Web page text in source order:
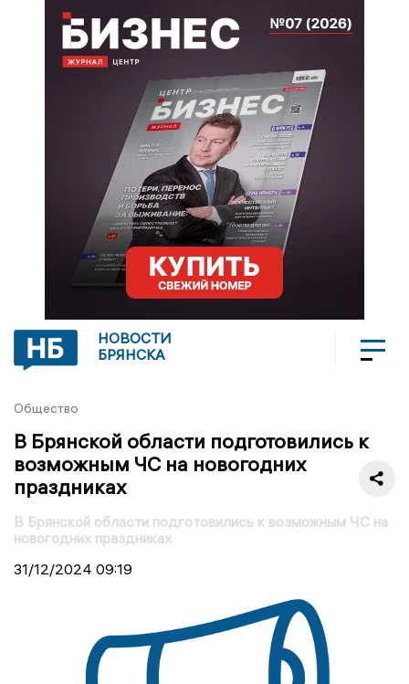
НОВОСТИ
БРЯНСКА
Общество
В Брянской области подготовились к
возможным ЧС на новогодних
праздниках
В Брянской области подготовились к возможным ЧС на
новогодних праздниках
31/12/2024 09:19